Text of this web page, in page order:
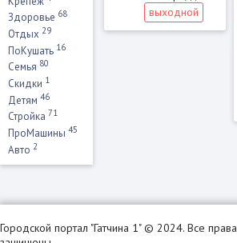
Здоровье 68
Отдых 29
ПоКушать 16
Семья 80
Скидки 1
Детям 46
Стройка 71
ПроМашины 45
Авто 2
выходной
Городской портал "Гатчина 1" © 2024. Все права